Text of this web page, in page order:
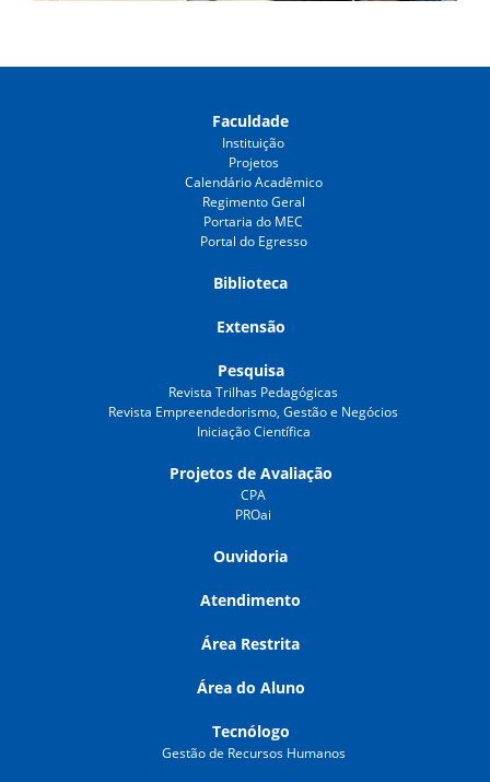
Faculdade
Instituição
Projetos
Calendário Acadêmico
Regimento Geral
Portaria do MEC
Portal do Egresso
Biblioteca
Extensão
Pesquisa
Revista Trilhas Pedagógicas
Revista Empreendedorismo, Gestão e Negócios
Iniciação Científica
Projetos de Avaliação
CPA
PROai
Ouvidoria
Atendimento
Área Restrita
Área do Aluno
Tecnólogo
Gestão de Recursos Humanos